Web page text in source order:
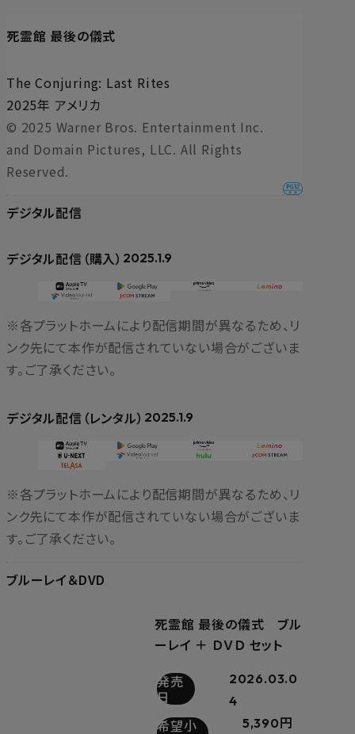
死霊館 最後の儀式
The Conjuring: Last Rites
2025年 アメリカ
© 2025 Warner Bros. Entertainment Inc.
and Domain Pictures, LLC. All Rights
Reserved.
デジタル配信
デジタル配信（購入） 2025.1.9
※各プラットホームにより配信期間が異なるため、リ
ンク先にて本作が配信されていない場合がございま
す。ご了承ください。
デジタル配信（レンタル） 2025.1.9
※各プラットホームにより配信期間が異なるため、リ
ンク先にて本作が配信されていない場合がございま
す。ご了承ください。
ブルーレイ＆DVD
死霊館 最後の儀式 ブル
ーレイ ＋ ＤＶＤ セット
発売
日
2026.03.0
4
希望小
5,390円